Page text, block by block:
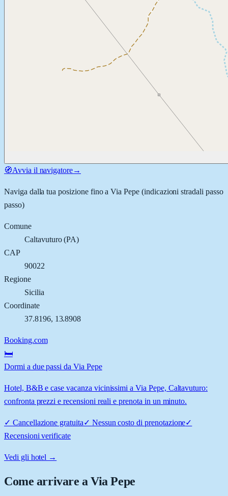
🧭Avvia il navigatore→
Naviga dalla tua posizione fino aVia Pepe (indicazioni stradali passo
passo)
Comune
Caltavuturo(PA)
CAP
90022
Regione
Sicilia
Coordinate
37.8196, 13.8908
Booking.com
🛏️
Dormi a due passi da Via Pepe
Hotel, B&B e case vacanza vicinissimi a Via Pepe, Caltavuturo:
confronta prezzi e recensioni reali e prenota in un minuto.
✓ Cancellazione gratuita✓ Nessun costo di prenotazione✓
Recensioni verificate
Vedi gli hotel →
Come arrivare aVia Pepe